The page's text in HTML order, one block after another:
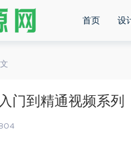
首页 设
门到精通视频系